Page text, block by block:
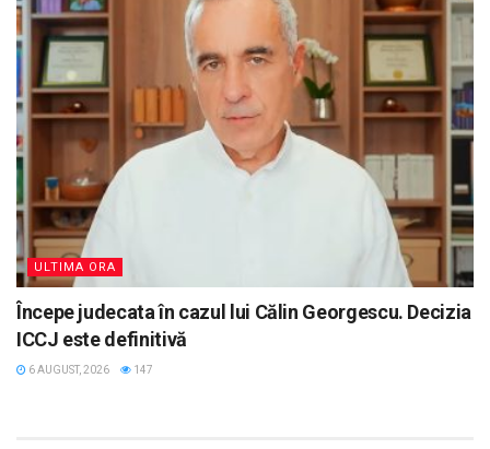
ULTIMA ORA
Începe judecata în cazul lui Călin Georgescu. Decizia
ICCJ este definitivă
6 AUGUST, 2026 147